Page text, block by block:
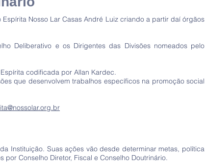
Nosso Lar Casas André Luiz criando a partir daí órgãos
Deliberativo e os Dirigentes das Divisões nomeados pelo
codificada por Allan Kardec.
que desenvolvem trabalhos específicos na promoção social
Instituição. Suas ações vão desde determinar metas, política
Conselho Diretor, Fiscal e Conselho Doutrinário.